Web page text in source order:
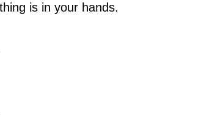
is in your hands.